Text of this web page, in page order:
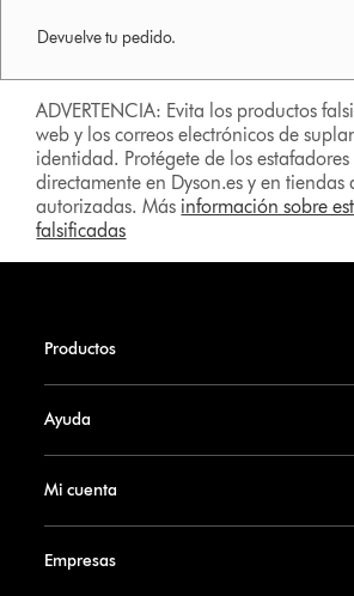
Devuelve tu pedido.
ADVERTENCIA: Evita los productos
web y los correos electrónicos de
identidad. Protégete de los
directamente en Dyson.es y en tiendas
autorizadas. Más información sobre
falsificadas
Productos
Ayuda
Mi cuenta
Empresas